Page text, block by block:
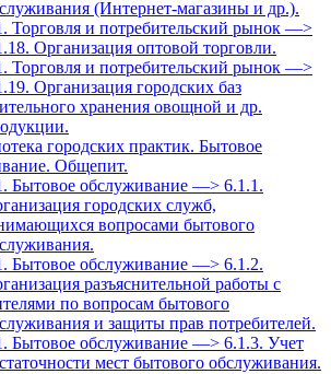
(Интернет-магазины и др.).
Торговля и потребительский рынок —>
Организация оптовой торговли.
Торговля и потребительский рынок —>
Организация городских баз
хранения овощной и др.
городских практик. Бытовое
Общепит.
Бытовое обслуживание —> 6.1.1.
городских служб,
вопросами бытового
Бытовое обслуживание —> 6.1.2.
разъяснительной работы с
по вопросам бытового
и защиты прав потребителей.
Бытовое обслуживание —> 6.1.3. Учет
мест бытового обслуживания.